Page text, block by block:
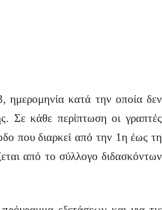
ημερομηνία κατά την οποία δεν
Σε κάθε περίπτωση οι γραπτές
που διαρκεί από την 1η έως τη
από το σύλλογο διδασκόντων